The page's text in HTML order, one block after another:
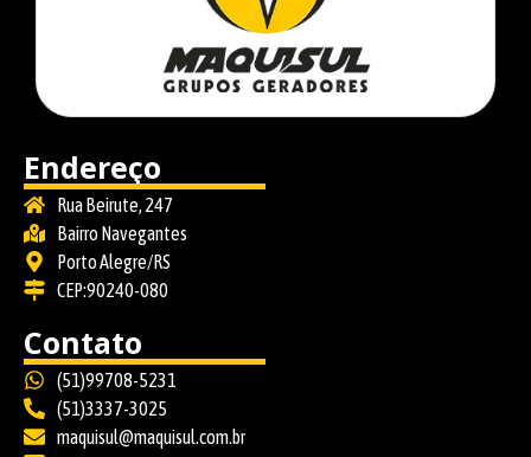
Endereço
Rua Beirute, 247
Bairro Navegantes
Porto Alegre/RS
CEP:90240-080
Contato
(51)99708-5231
(51)3337-3025
maquisul@maquisul.com.br